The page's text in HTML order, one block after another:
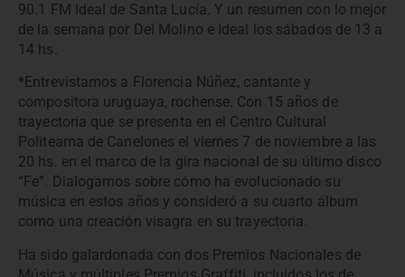
90.1 FM Ideal de Santa Lucía. Y un resumen con lo mejor
de la semana por Del Molino e Ideal los sábados de 13 a
14 hs.
*Entrevistamos a Florencia Núñez, cantante y
compositora uruguaya, rochense. Con 15 años de
trayectoria que se presenta en el Centro Cultural
Politeama de Canelones el viernes 7 de noviembre a las
20 hs. en el marco de la gira nacional de su último disco
“Fe”. Dialogamos sobre cómo ha evolucionado su
música en estos años y consideró a su cuarto álbum
como una creación visagra en su trayectoria.
Ha sido galardonada con dos Premios Nacionales de